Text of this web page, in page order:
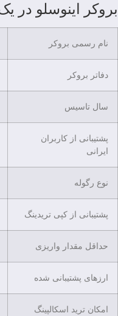
بروکر اینوسلو در
نام رسمی بروکر
دفاتر بروکر
سال تاسیس
پشتیبانی از کاربران
ایرانی
نوع رگوله
پشتیبانی از کپی تریدینگ
حداقل مقدار واریزی
ارزهای پشتیبانی شده
امکان ترید اسکالپینگ